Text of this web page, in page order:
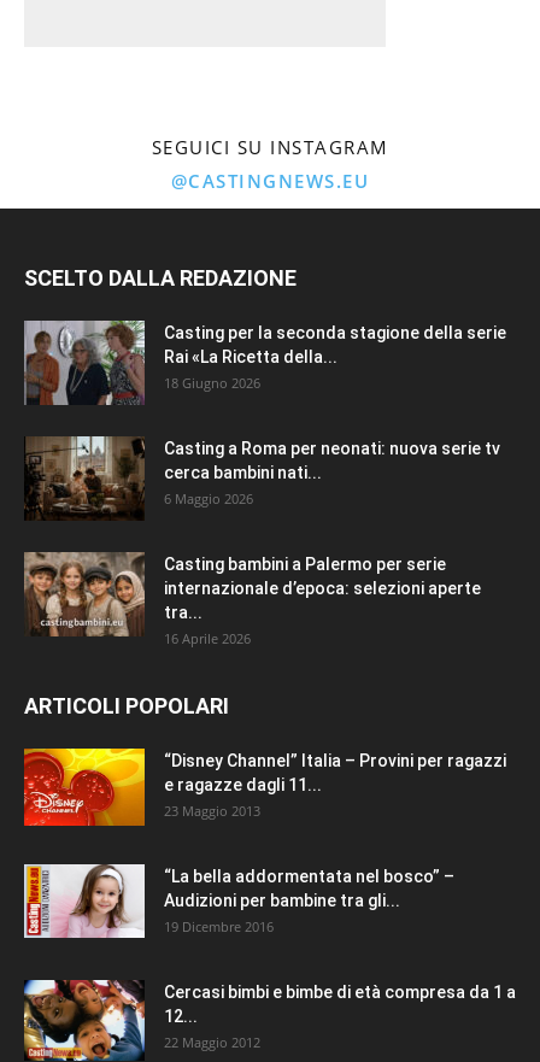
SEGUICI SU INSTAGRAM
@CASTINGNEWS.EU
SCELTO DALLA REDAZIONE
Casting per la seconda stagione della serie
Rai «La Ricetta della...
18 Giugno 2026
Casting a Roma per neonati: nuova serie tv
cerca bambini nati...
6 Maggio 2026
Casting bambini a Palermo per serie
internazionale d’epoca: selezioni aperte
tra...
16 Aprile 2026
ARTICOLI POPOLARI
“Disney Channel” Italia – Provini per ragazzi
e ragazze dagli 11...
23 Maggio 2013
“La bella addormentata nel bosco” –
Audizioni per bambine tra gli...
19 Dicembre 2016
Cercasi bimbi e bimbe di età compresa da 1 a
12...
22 Maggio 2012